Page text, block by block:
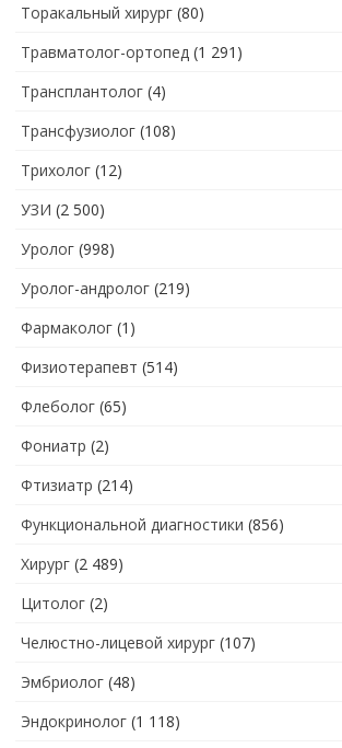
Торакальный хирург (80)
Травматолог-ортопед (1 291)
Трансплантолог (4)
Трансфузиолог (108)
Трихолог (12)
УЗИ (2 500)
Уролог (998)
Уролог-андролог (219)
Фармаколог (1)
Физиотерапевт (514)
Флеболог (65)
Фониатр (2)
Фтизиатр (214)
Функциональной диагностики (856)
Хирург (2 489)
Цитолог (2)
Челюстно-лицевой хирург (107)
Эмбриолог (48)
Эндокринолог (1 118)